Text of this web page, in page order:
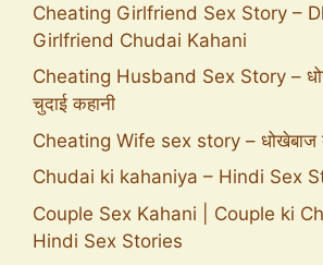
Cheating Girlfriend Sex Story –
Girlfriend Chudai Kahani
Cheating Husband Sex Story –
चुदाई कहानी
Cheating Wife sex story – धोखेबाज
Chudai ki kahaniya – Hindi Sex
Couple Sex Kahani | Couple ki
Hindi Sex Stories